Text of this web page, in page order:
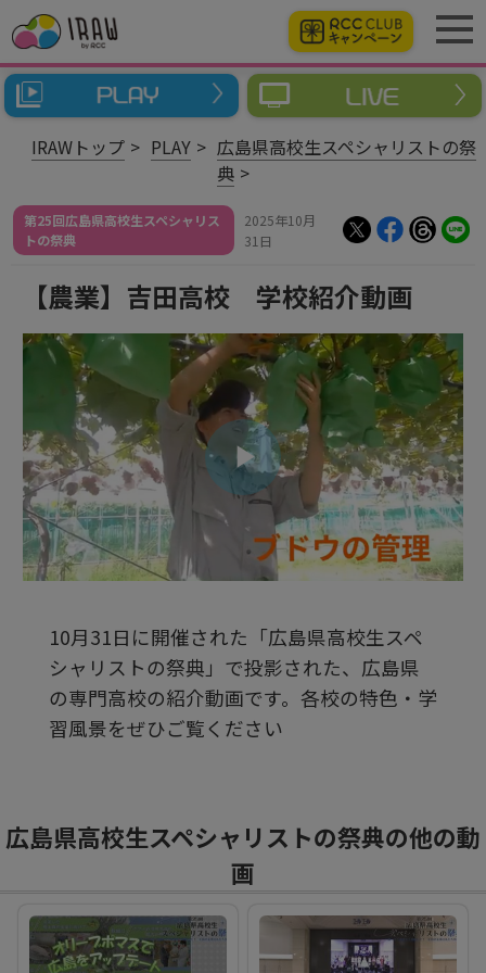
IRAWトップ PLAY
広島県高校生スペシャリストの祭
典
第25回広島県高校生スペシャリス
トの祭典
2025年10月
31日
【農業】吉田高校 学校紹介動画
ビ
デ
オ
を
生
す
10月31日に開催された「広島県高校生スペ
シャリストの祭典」で投影された、広島県
の専門高校の紹介動画です。各校の特色・学
習風景をぜひご覧ください
広島県高校生スペシャリストの祭典の他の動
画